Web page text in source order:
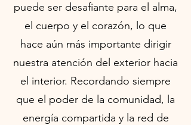
puede ser desafiante para el alma,
el cuerpo y el corazón, lo que
hace aún más importante dirigir
nuestra atención del exterior hacia
el interior. Recordando siempre
que el poder de la comunidad, la
energía compartida y la red de